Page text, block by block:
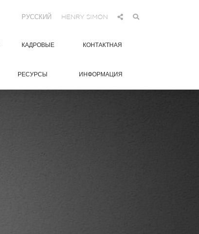
РУССКИЙ HENRY SIMON
КАДРОВЫЕ
РЕСУРСЫ
КОНТАКТНАЯ
ИНФОРМАЦИЯ